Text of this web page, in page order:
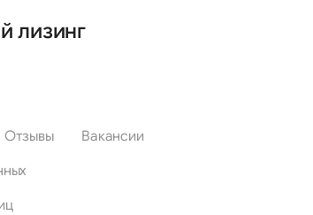
лизинг
Отзывы
Вакансии